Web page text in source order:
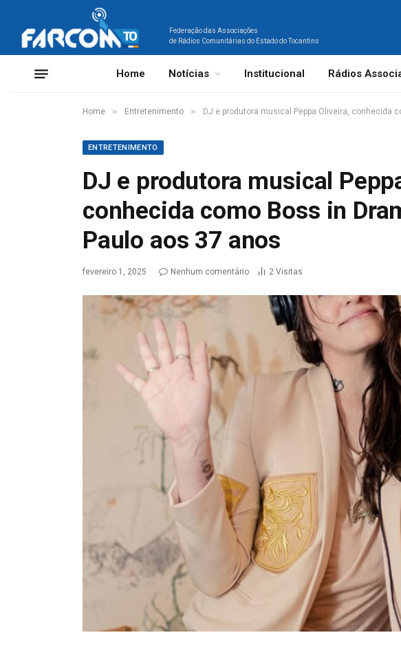
Federação das Associações
de Rádios Comunitárias do Estado do Tocantins
Home Notícias Institucional Rádios
Home » Entretenimento » DJ e produtora musical Peppa Oliveira, conhecida
ENTRETENIMENTO
DJ e produtora musical
conhecida como Boss in
Paulo aos 37 anos
fevereiro 1, 2025 Nenhum comentário 2 Visitas